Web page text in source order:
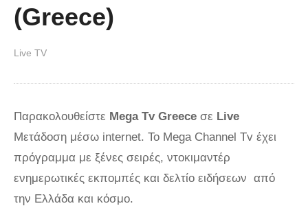
(Greece)
Live TV
Παρακολουθείστε Mega Tv Greece σε Live
Μετάδοση μέσω internet. Το Mega Channel Tv έχει
πρόγραμμα με ξένες σειρές, ντοκιμαντέρ
ενημερωτικές εκπομπές και δελτίο ειδήσεων από
την Ελλάδα και κόσμο.